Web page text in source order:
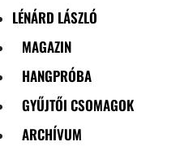
LÉNÁRD LÁSZLÓ
MAGAZIN
HANGPRÓBA
GYŰJTŐI CSOMAGOK
ARCHÍVUM